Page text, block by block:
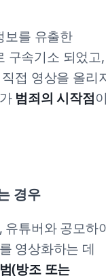
보를 유출한
구속기소 되었고,
접 영상을 올리
범죄의 시작점
경우
유튜버와 공모하
영상화하는 데
(방조 또는